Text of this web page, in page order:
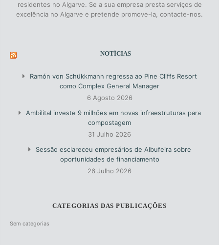
residentes no Algarve. Se a sua empresa presta serviços de
excelência no Algarve e pretende promove-la, contacte-nos.
NOTÍCIAS
Ramón von Schükkmann regressa ao Pine Cliffs Resort
como Complex General Manager
6 Agosto 2026
Ambilital investe 9 milhões em novas infraestruturas para
compostagem
31 Julho 2026
Sessão esclareceu empresários de Albufeira sobre
oportunidades de financiamento
26 Julho 2026
CATEGORIAS DAS PUBLICAÇÕES
Sem categorias